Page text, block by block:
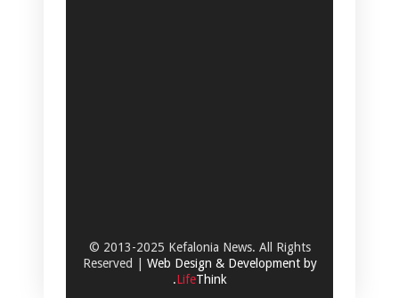
© 2013-2025 Kefalonia News. All Rights
Reserved | Web Design & Development by
.LifeThink